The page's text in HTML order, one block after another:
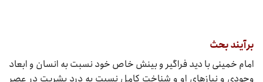
برآیند بحث
امام خمینی با دید فراگیر و بینش خاص خود نسبت به انسان و ابعاد
وجودی و نیازهای او و شناخت کامل نسبت به درد بشریت در عصر